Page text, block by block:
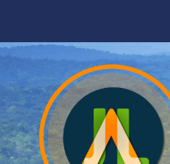
contenido